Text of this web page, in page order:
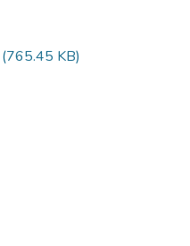
(765.45 KB)